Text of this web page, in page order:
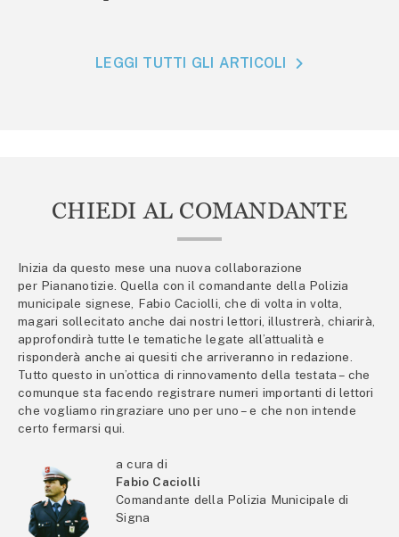
LEGGI TUTTI GLI ARTICOLI
CHIEDI AL COMANDANTE
Inizia da questo mese una nuova collaborazione
per Piananotizie. Quella con il comandante della Polizia
municipale signese, Fabio Caciolli, che di volta in volta,
magari sollecitato anche dai nostri lettori, illustrerà, chiarirà,
approfondirà tutte le tematiche legate all’attualità e
risponderà anche ai quesiti che arriveranno in redazione.
Tutto questo in un’ottica di rinnovamento della testata – che
comunque sta facendo registrare numeri importanti di lettori
che vogliamo ringraziare uno per uno – e che non intende
certo fermarsi qui.
a cura di
Fabio Caciolli
Comandante della Polizia Municipale di
Signa